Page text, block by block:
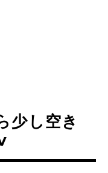
少し空き